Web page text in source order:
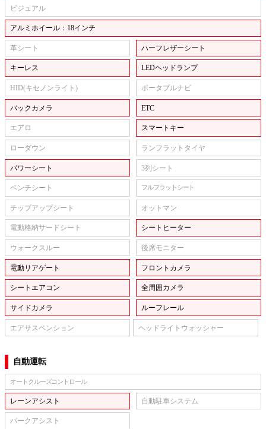
ビジュアル
アルミホイール：18インチ
革シート ハーフレザーシート
キーレス LEDヘッドランプ
HID(キセノンライト) ポータブルナビ
バックカメラ ETC
エアロ スマートキー
ローダウン ランフラットタイヤ
パワーシート 3列シート
ベンチシート フルフラットシート
チップアップシート オットマン
電動格納サードシート シートヒーター
ウォークスルー 後席モニター
電動リアゲート フロントカメラ
シートエアコン 全周囲カメラ
サイドカメラ ルーフレール
エアサスペンション ヘッドライトウォッシャー
自動運転
オートクルーズコントロール
レーンアシスト 自動駐車システム
パークアシスト